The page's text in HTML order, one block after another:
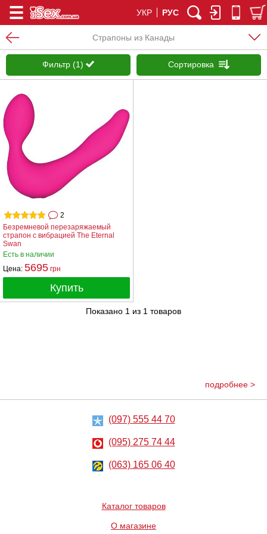
УКР РУС
Страпоны из Канады
Фильтр (1) Сортировка
Безремневой перезаряжаемый
страпон с вибрацией The Eternal
Swan
2
Есть в наличии
Цена: 5695 грн
Купить
Показано 1 из 1 товаров
подробнее >
(097) 555 44 70
(095) 275 74 44
(063) 165 06 40
Каталог товаров
О магазине